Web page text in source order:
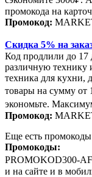
промокода на
Промокод:
Скидка 5% на
Код продлили до 17
различную технику
техника для кухни,
товары на сумму от
экономьте.
Промокод:
Еще есть промокоды
Промокоды:
PROMOKOD300-
и на сайте и в